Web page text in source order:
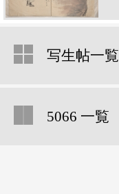
写生帖一覧
5066 一覧